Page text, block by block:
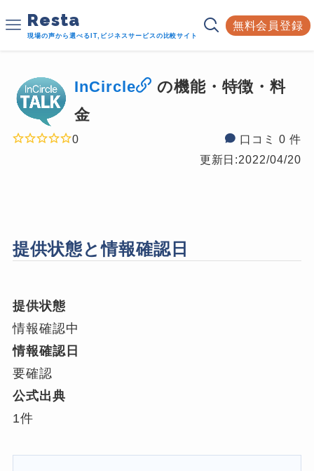
Resta
現場の声から選べるIT,ビジネスサービスの比較サイト
無料会員登録
InCircle
の機能・特徴・料
金
0
口コミ 0 件
更新日:2022/04/20
提供状態と情報確認日
提供状態
情報確認中
情報確認日
要確認
公式出典
1件